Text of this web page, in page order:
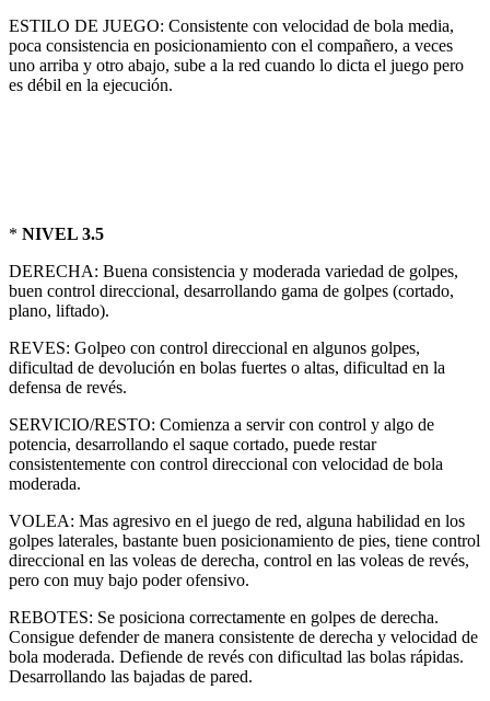
ESTILO DE JUEGO: Consistente con velocidad de bola media,
poca consistencia en posicionamiento con el compañero, a veces
uno arriba y otro abajo, sube a la red cuando lo dicta el juego pero
es débil en la ejecución.
* NIVEL 3.5
DERECHA: Buena consistencia y moderada variedad de golpes,
buen control direccional, desarrollando gama de golpes (cortado,
plano, liftado).
REVES: Golpeo con control direccional en algunos golpes,
dificultad de devolución en bolas fuertes o altas, dificultad en la
defensa de revés.
SERVICIO/RESTO: Comienza a servir con control y algo de
potencia, desarrollando el saque cortado, puede restar
consistentemente con control direccional con velocidad de bola
moderada.
VOLEA: Mas agresivo en el juego de red, alguna habilidad en los
golpes laterales, bastante buen posicionamiento de pies, tiene control
direccional en las voleas de derecha, control en las voleas de revés,
pero con muy bajo poder ofensivo.
REBOTES: Se posiciona correctamente en golpes de derecha.
Consigue defender de manera consistente de derecha y velocidad de
bola moderada. Defiende de revés con dificultad las bolas rápidas.
Desarrollando las bajadas de pared.